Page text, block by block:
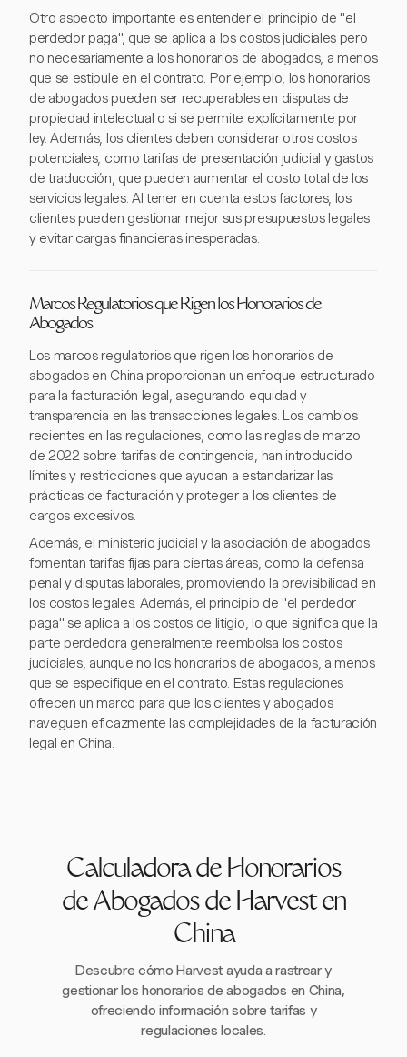
Otro aspecto importante es entender el principio de "el
perdedor paga", que se aplica a los costos judiciales pero
no necesariamente a los honorarios de abogados, a menos
que se estipule en el contrato. Por ejemplo, los honorarios
de abogados pueden ser recuperables en disputas de
propiedad intelectual o si se permite explícitamente por
ley. Además, los clientes deben considerar otros costos
potenciales, como tarifas de presentación judicial y gastos
de traducción, que pueden aumentar el costo total de los
servicios legales. Al tener en cuenta estos factores, los
clientes pueden gestionar mejor sus presupuestos legales
y evitar cargas financieras inesperadas.
Marcos Regulatorios que Rigen los Honorarios de
Abogados
Los marcos regulatorios que rigen los honorarios de
abogados en China proporcionan un enfoque estructurado
para la facturación legal, asegurando equidad y
transparencia en las transacciones legales. Los cambios
recientes en las regulaciones, como las reglas de marzo
de 2022 sobre tarifas de contingencia, han introducido
límites y restricciones que ayudan a estandarizar las
prácticas de facturación y proteger a los clientes de
cargos excesivos.
Además, el ministerio judicial y la asociación de abogados
fomentan tarifas fijas para ciertas áreas, como la defensa
penal y disputas laborales, promoviendo la previsibilidad en
los costos legales. Además, el principio de "el perdedor
paga" se aplica a los costos de litigio, lo que significa que la
parte perdedora generalmente reembolsa los costos
judiciales, aunque no los honorarios de abogados, a menos
que se especifique en el contrato. Estas regulaciones
ofrecen un marco para que los clientes y abogados
naveguen eficazmente las complejidades de la facturación
legal en China.
Calculadora de Honorarios
de Abogados de Harvest en
China
Descubre cómo Harvest ayuda a rastrear y
gestionar los honorarios de abogados en China,
ofreciendo información sobre tarifas y
regulaciones locales.